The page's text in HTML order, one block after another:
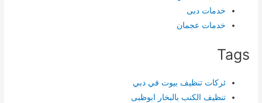
خدمات دبى
خدمات عجمان
Tags
ئركات تنظيف بيوت في دبي
تنظيف الكنب بالبخار ابوظبى